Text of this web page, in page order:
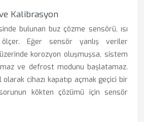
Kalibrasyon
bulunan buz çözme sensörü, ısı
Eğer sensör yanlış veriler
korozyon oluşmuşsa, sistem
ve defrost modunu başlatamaz.
cihazı kapatıp açmak geçici bir
kökten çözümü için sensör